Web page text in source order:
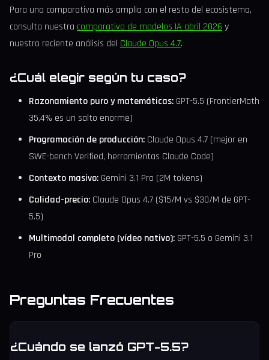
Para una comparativa más amplia con el resto del ecosistema,
consulta nuestra comparativa de modelos IA abril 2026 y
nuestro reciente análisis del Claude Opus 4.7.
¿Cuál elegir según tu caso?
Razonamiento puro y matemáticas: GPT-5.5 (FrontierMath
35,4% es un salto enorme)
Programación de producción: Claude Opus 4.7 (mejor en
SWE-bench Verified, herramientas Claude Code)
Contexto masivo: Gemini 3.1 Pro (2M tokens)
Calidad-precio: Claude Opus 4.7 ($15/M vs $30/M de GPT-
5.5)
Multimodal completo (vídeo nativo): GPT-5.5 o Gemini 3.1
Pro
Preguntas Frecuentes
¿Cuándo se lanzó GPT-5.5?